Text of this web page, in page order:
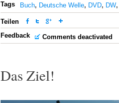
Tags
Buch, Deutsche Welle, DVD, DW,
Teilen
Feedback
Comments deactivated
Das Ziel!